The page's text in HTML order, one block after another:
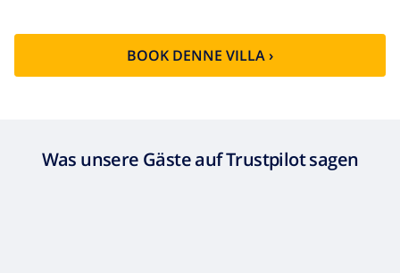
BOOK DENNE VILLA ›
Was unsere Gäste auf Trustpilot sagen